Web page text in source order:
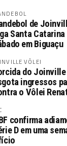
de
Santa
em Biguaçu
VÔLEI
do
ingressos
o Vôlei
confirma
D em uma